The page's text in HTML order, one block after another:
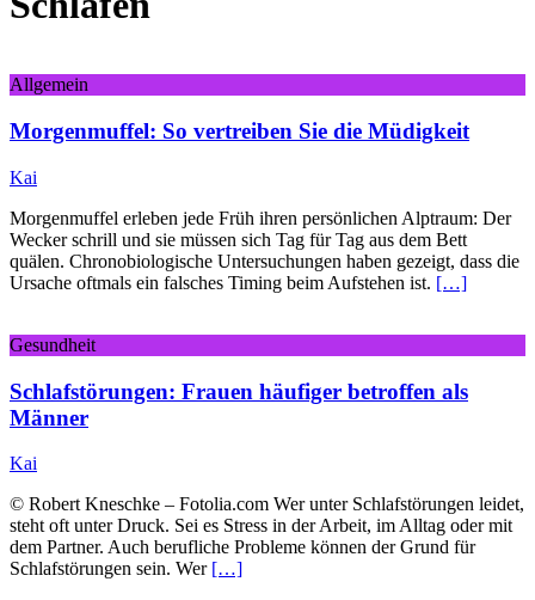
Allgemein
Morgenmuffel: So vertreiben Sie die Müdigkeit
Kai
Morgenmuffel erleben jede Früh ihren persönlichen Alptraum: Der
Wecker schrill und sie müssen sich Tag für Tag aus dem Bett
quälen. Chronobiologische Untersuchungen haben gezeigt, dass die
Ursache oftmals ein falsches Timing beim Aufstehen ist. […]
Gesundheit
Schlafstörungen: Frauen häufiger betroffen als
Männer
Kai
© Robert Kneschke – Fotolia.com Wer unter Schlafstörungen leidet,
steht oft unter Druck. Sei es Stress in der Arbeit, im Alltag oder mit
dem Partner. Auch berufliche Probleme können der Grund für
Schlafstörungen sein. Wer […]